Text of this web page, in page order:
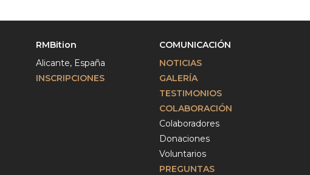
RMBition
Alicante, España
INSCRIPCIONES
COMUNICACIÓN
NOTICIAS
GALERÍA
TESTIMONIOS
COLABORACIÓN
Colaboradores
Donaciones
Voluntarios
PREGUNTAS